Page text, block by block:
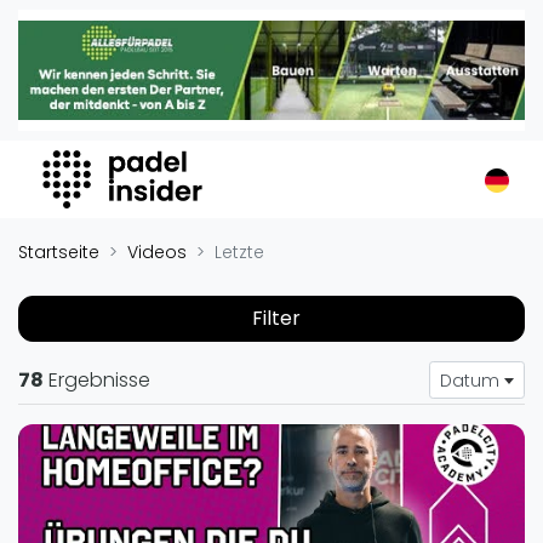
Padel Insider
Home
Organisationen
Buchungssysteme
Padel-Shops
Verschiedenes
Veranstaltungen
Turniere
International
Playtomic
Startseite Videos Letzte
Filter
78 Ergebnisse Datum